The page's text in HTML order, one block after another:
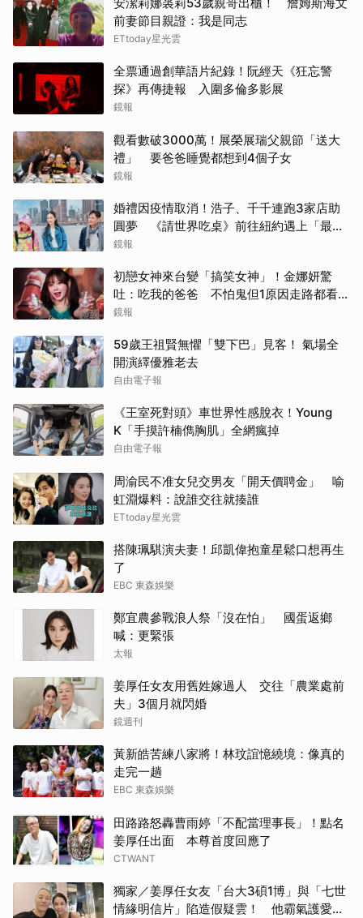
安潔莉娜裘莉53歲親哥出櫃！ 詹姆斯海文
前妻節目親證：我是同志
ETtoday星光雲
全票通過創華語片紀錄！阮經天《狂忘警
探》再傳捷報 入圍多倫多影展
鏡報
觀看數破3000萬！展榮展瑞父親節「送大
禮」 要爸爸睡覺都想到4個子女
鏡報
婚禮因疫情取消！浩子、千千連跑3家店助
圓夢 《請世界吃桌》前往紐約遇上「最多
限制」
鏡報
初戀女神來台變「搞笑女神」！金娜妍驚
吐：吃我的爸爸 不怕鬼但1原因走路都看地
上
鏡報
59歲王祖賢無懼「雙下巴」見客！ 氣場全
開演繹優雅老去
自由電子報
《王室死對頭》車世界性感脫衣！Young
K「手摸許楠儁胸肌」全網瘋掉
自由電子報
周渝民不准女兒交男友「開天價聘金」 喻
虹淵爆料：說誰交往就揍誰
ETtoday星光雲
搭陳珮騏演夫妻！邱凱偉抱童星鬆口想再生
了
EBC 東森娛樂
鄭宜農參戰浪人祭「沒在怕」 國蛋返鄉
喊：更緊張
太報
姜厚任女友用舊姓嫁過人 交往「農業處前
夫」3個月就閃婚
鏡週刊
黃新皓苦練八家將！林玟誼憶繞境：像真的
走完一趟
EBC 東森娛樂
田路路怒轟曹雨婷「不配當理事長」！點名
姜厚任出面 本尊首度回應了
CTWANT
獨家／姜厚任女友「台大3碩1博」與「七世
情緣明信片」陷造假疑雲！ 他霸氣護愛：